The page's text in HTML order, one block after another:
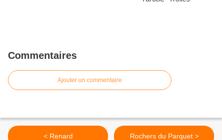
Commentaires
Ajouter un commentaire
< Renard Rochers du Parquet >